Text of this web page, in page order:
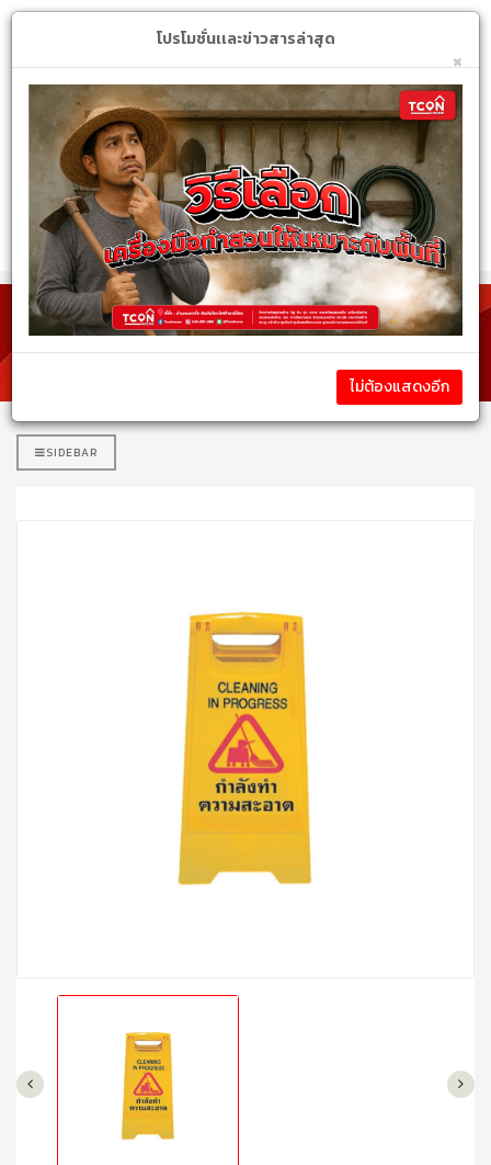
หมวดหมู่สินค้า
รายละเอียดสินค้า
SIDEBAR
โปรโมชั่นเเละข่าวสารล่าสุด
×
ไม่ต้องแสดงอีก